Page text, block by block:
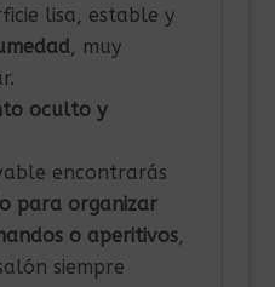
lisa, estable y
, muy
oculto y
encontrarás
para organizar
o aperitivos,
siempre